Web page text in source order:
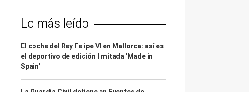
Lo más leído
El coche del Rey Felipe VI en Mallorca: así es
el deportivo de edición limitada 'Made in
Spain'